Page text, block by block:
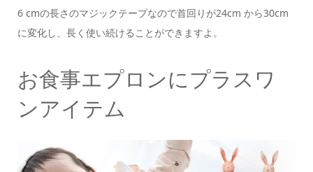
6 cmの長さのマジックテープなので首回りが24cm から30cm
に変化し、長く使い続けることができますよ。
お食事エプロンにプラスワ
ンアイテム